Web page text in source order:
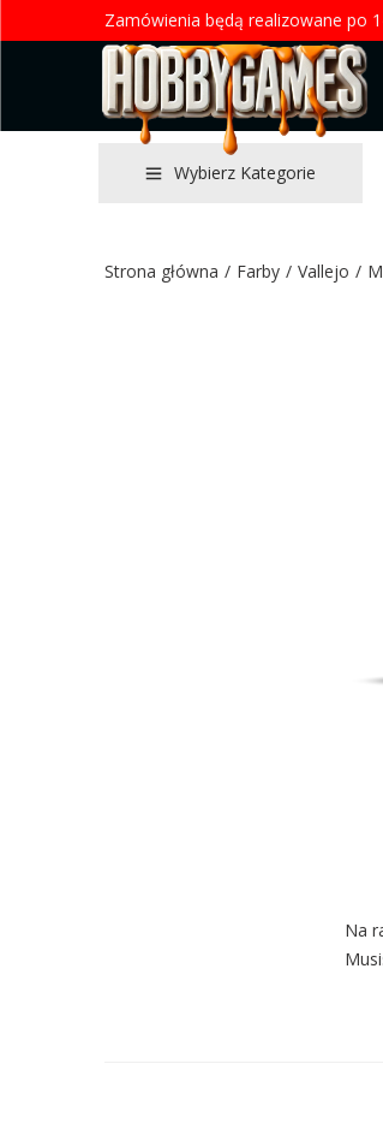
Zamówienia będą realizowane po
Wybierz Kategorie
Strona główna / Farby / Vallejo /
Na